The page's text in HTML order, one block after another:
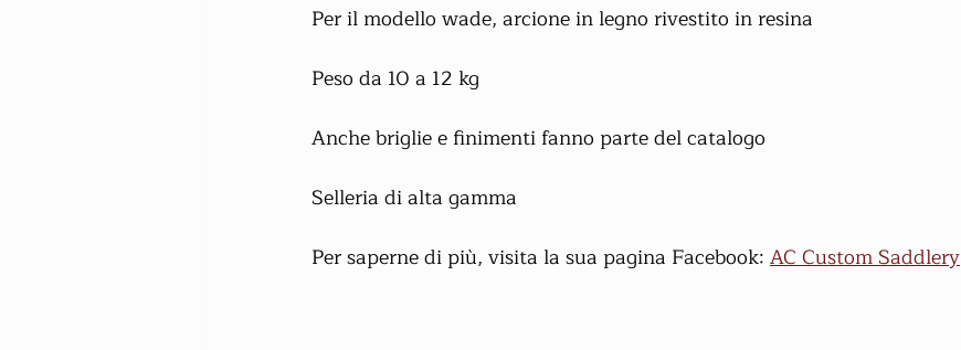
Per il modello wade, arcione in legno rivestito in resina
Peso da 10 a 12 kg
Anche briglie e finimenti fanno parte del catalogo
Selleria di alta gamma
Per saperne di più, visita la sua pagina Facebook: AC Custom Saddlery